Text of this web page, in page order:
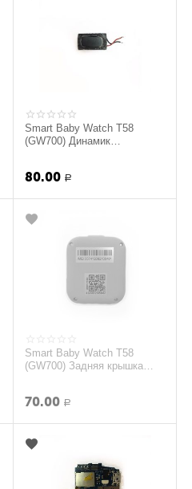
Smart Baby Watch T58
(GW700) Динамик
80.00 Р
Smart Baby Watch T58
(GW700) Задняя крышка
70.00 Р